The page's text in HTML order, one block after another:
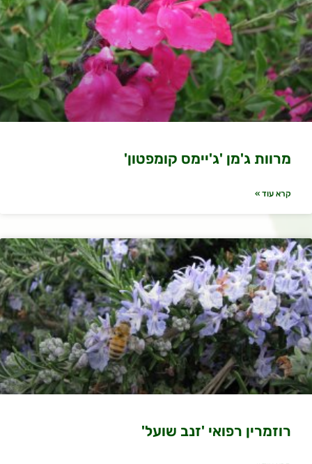
מרוות ג'מן 'ג'יימס קומפטון'
קרא עוד »
רוזמרין רפואי 'זנב שועל'